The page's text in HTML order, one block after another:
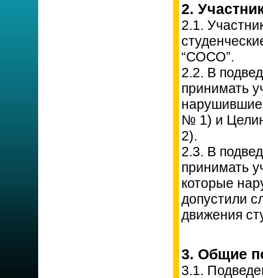
2.
2.1.
“СОСО”.
2.2. В
принимать
№ 1) и
2).
2.3. В
принимать
которые
допустили
движения
3. Общие
3.1.